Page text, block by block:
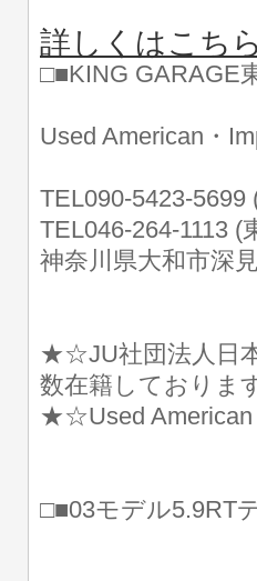
詳しくはこちら
□■KING GARAGE
Used American・
TEL090-5423-5699
TEL046-264-1113 (
神奈川県大和市深
★☆JU社団法人日
数在籍しており
★☆Used
□■03モデル5.9RT